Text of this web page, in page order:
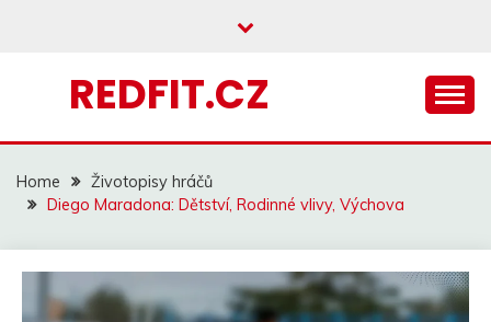
REDFIT.CZ
Home
Životopisy hráčů
Diego Maradona: Dětství, Rodinné vlivy, Výchova